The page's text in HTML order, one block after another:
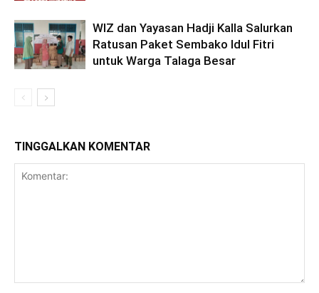
WIZ dan Yayasan Hadji Kalla Salurkan
Ratusan Paket Sembako Idul Fitri
untuk Warga Talaga Besar
TINGGALKAN KOMENTAR